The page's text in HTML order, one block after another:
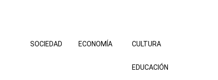
SOCIEDAD ECONOMÍA CULTURA
EDUCACIÓN